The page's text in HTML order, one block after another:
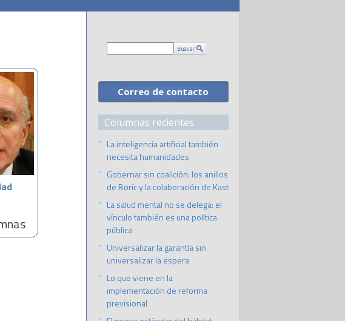
Correo de contacto
Columnas recientes
La inteligencia artificial también
necesita humanidades
Gobernar sin coalición: los anillos
de Boric y la colaboración de Kast
La salud mental no se delega: el
vínculo también es una política
pública
Universalizar la garantía sin
universalizar la espera
Lo que viene en la
implementación de reforma
previsional